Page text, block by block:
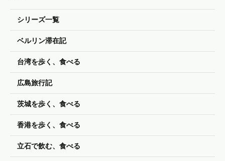
シリーズ一覧
ベルリン滞在記
台湾を歩く、食べる
広島旅行記
茨城を歩く、食べる
香港を歩く、食べる
立石で飲む、食べる